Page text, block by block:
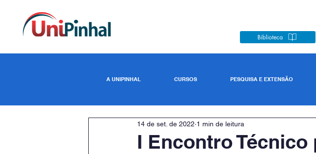
Biblioteca
A UNIPINHAL CURSOS PESQUISA E EXTENSÃO
I Encontro Técnico
14 de set. de 2022 1 min de leitura